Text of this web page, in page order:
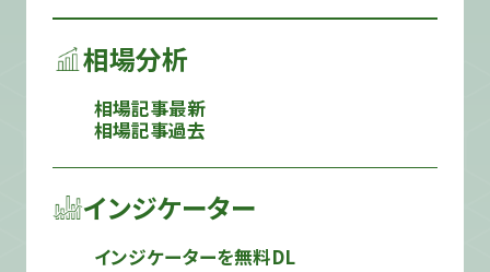
相場分析
相場記事最新
相場記事過去
インジケーター
インジケーターを無料DL